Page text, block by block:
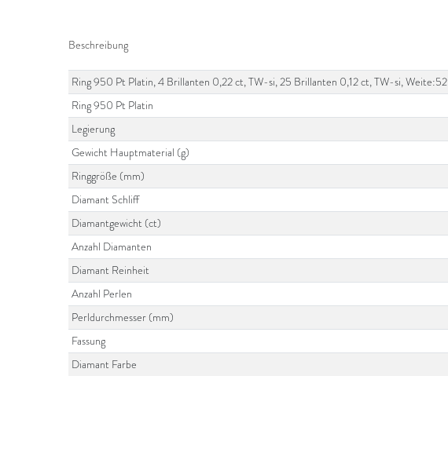
Beschreibung
Ring 950 Pt Platin, 4 Brillanten 0,22 ct, TW-si, 25 Brillanten 0,12 ct, TW-si, Weite:52
Ring 950 Pt Platin
Legierung
Gewicht Hauptmaterial (g)
Ringgröße (mm)
Diamant Schliff
Diamantgewicht (ct)
Anzahl Diamanten
Diamant Reinheit
Anzahl Perlen
Perldurchmesser (mm)
Fassung
Diamant Farbe